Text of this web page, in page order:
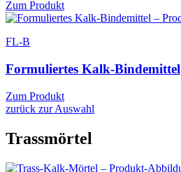
Zum Produkt
FL-B
Formuliertes Kalk-Bindemittel
Zum Produkt
zurück zur Auswahl
Trassmörtel